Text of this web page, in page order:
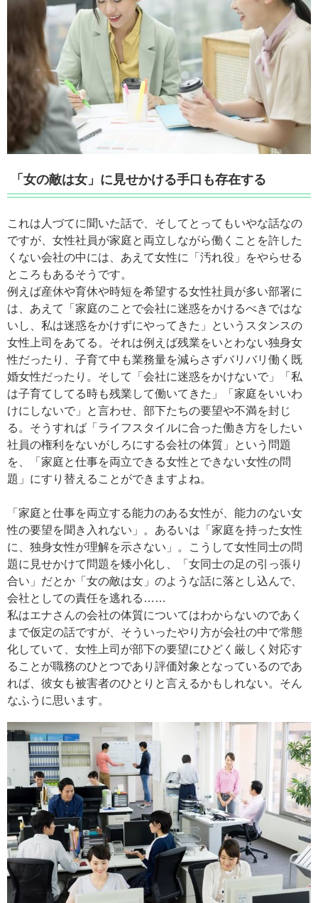
「女の敵は女」に見せかける手口も存在する
これは人づてに聞いた話で、そしてとってもいやな話なの
ですが、女性社員が家庭と両立しながら働くことを許した
くない会社の中には、あえて女性に「汚れ役」をやらせる
ところもあるそうです。
例えば産休や育休や時短を希望する女性社員が多い部署に
は、あえて「家庭のことで会社に迷惑をかけるべきではな
いし、私は迷惑をかけずにやってきた」というスタンスの
女性上司をあてる。それは例えば残業をいとわない独身女
性だったり、子育て中も業務量を減らさずバリバリ働く既
婚女性だったり。そして「会社に迷惑をかけないで」「私
は子育てしてる時も残業して働いてきた」「家庭をいいわ
けにしないで」と言わせ、部下たちの要望や不満を封じ
る。そうすれば「ライフスタイルに合った働き方をしたい
社員の権利をないがしろにする会社の体質」という問題
を、「家庭と仕事を両立できる女性とできない女性の問
題」にすり替えることができますよね。
「家庭と仕事を両立する能力のある女性が、能力のない女
性の要望を聞き入れない」。あるいは「家庭を持った女性
に、独身女性が理解を示さない」。こうして女性同士の問
題に見せかけて問題を矮小化し、「女同士の足の引っ張り
合い」だとか「女の敵は女」のような話に落とし込んで、
会社としての責任を逃れる……
私はエナさんの会社の体質についてはわからないのであく
まで仮定の話ですが、そういったやり方が会社の中で常態
化していて、女性上司が部下の要望にひどく厳しく対応す
ることが職務のひとつであり評価対象となっているのであ
れば、彼女も被害者のひとりと言えるかもしれない。そん
なふうに思います。